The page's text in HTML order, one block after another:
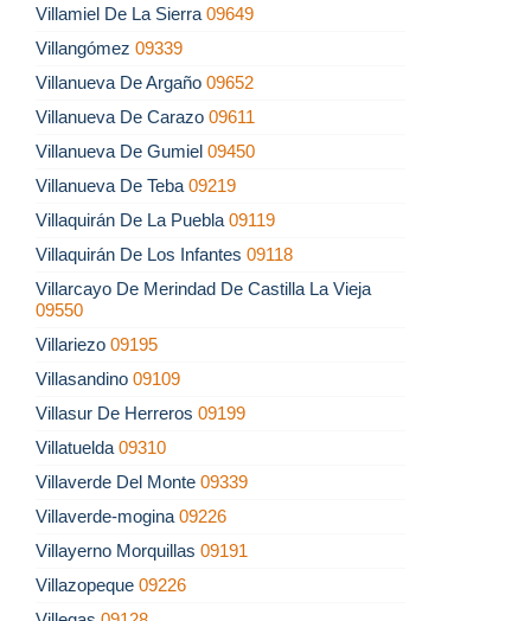
Villamiel De La Sierra 09649
Villangómez 09339
Villanueva De Argaño 09652
Villanueva De Carazo 09611
Villanueva De Gumiel 09450
Villanueva De Teba 09219
Villaquirán De La Puebla 09119
Villaquirán De Los Infantes 09118
Villarcayo De Merindad De Castilla La Vieja
09550
Villariezo 09195
Villasandino 09109
Villasur De Herreros 09199
Villatuelda 09310
Villaverde Del Monte 09339
Villaverde-mogina 09226
Villayerno Morquillas 09191
Villazopeque 09226